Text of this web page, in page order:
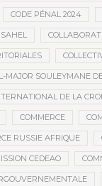
CODE PÉNAL 2024
MAJOR SOULEYMANE
DE LA
COMMERCE
RUSSIE AFRIQUE
CEDEAO